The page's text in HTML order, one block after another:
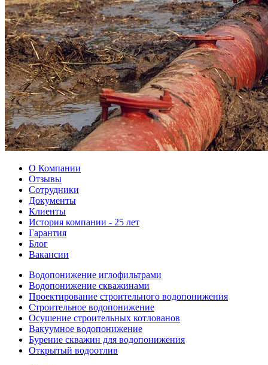
О Компании
Отзывы
Сотрудники
Документы
Клиенты
История компании - 25 лет
Гарантия
Блог
Вакансии
Водопонижение иглофильтрами
Водопонижение скважинами
Проектирование строительного водопонижения
Строительное водопонижение
Осушение строительных котлованов
Вакуумное водопонижение
Бурение скважин для водопонижения
Открытый водоотлив